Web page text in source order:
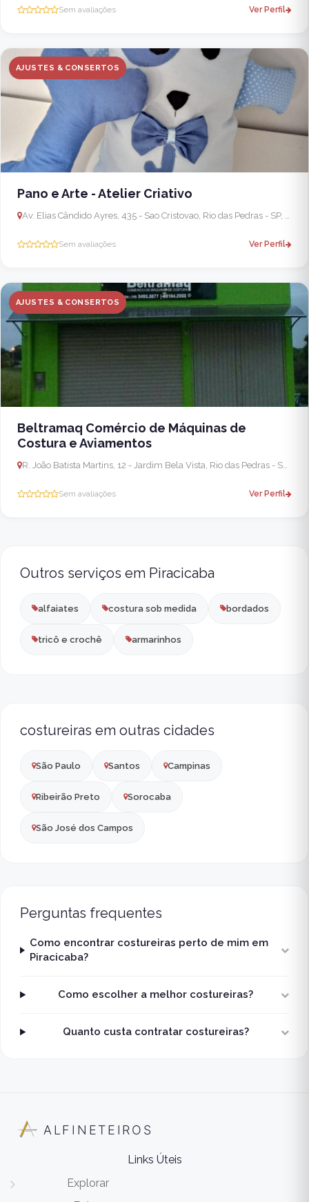
Sem avaliações Ver Perfil
AJUSTES & CONSERTOS
Pano e Arte - Atelier Criativo
Av. Elias Cândido Ayres, 435 - Sao Cristovao, Rio das Pedras - SP, 13390-054, Brasil
Sem avaliações Ver Perfil
AJUSTES & CONSERTOS
Beltramaq Comércio de Máquinas de
Costura e Aviamentos
R. João Batista Martins, 12 - Jardim Bela Vista, Rio das Pedras - SP, 13397-020, Brasil
Sem avaliações Ver Perfil
Outros serviços em Piracicaba
alfaiates costura sob medida bordados
tricô e crochê armarinhos
costureiras em outras cidades
São Paulo Santos Campinas
Ribeirão Preto Sorocaba
São José dos Campos
Perguntas frequentes
Como encontrar costureiras perto de mim em
Piracicaba?
Como escolher a melhor costureiras?
Quanto custa contratar costureiras?
ALFINETEIROS
Links Úteis
Explorar